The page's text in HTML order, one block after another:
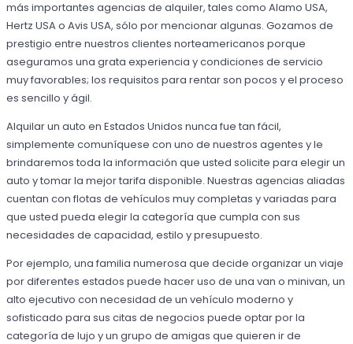
más importantes agencias de alquiler, tales como Alamo USA,
Hertz USA o Avis USA, sólo por mencionar algunas. Gozamos de
prestigio entre nuestros clientes norteamericanos porque
aseguramos una grata experiencia y condiciones de servicio
muy favorables; los requisitos para rentar son pocos y el proceso
es sencillo y ágil.
Alquilar un auto en Estados Unidos nunca fue tan fácil,
simplemente comuníquese con uno de nuestros agentes y le
brindaremos toda la información que usted solicite para elegir un
auto y tomar la mejor tarifa disponible. Nuestras agencias aliadas
cuentan con flotas de vehículos muy completas y variadas para
que usted pueda elegir la categoría que cumpla con sus
necesidades de capacidad, estilo y presupuesto.
Por ejemplo, una familia numerosa que decide organizar un viaje
por diferentes estados puede hacer uso de una van o minivan, un
alto ejecutivo con necesidad de un vehículo moderno y
sofisticado para sus citas de negocios puede optar por la
categoría de lujo y un grupo de amigas que quieren ir de